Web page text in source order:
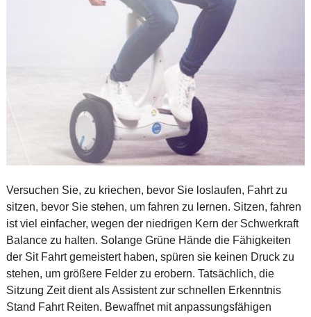
Versuchen Sie, zu kriechen, bevor Sie loslaufen, Fahrt zu
sitzen, bevor Sie stehen, um fahren zu lernen. Sitzen, fahren
ist viel einfacher, wegen der niedrigen Kern der Schwerkraft
Balance zu halten. Solange Grüne Hände die Fähigkeiten
der Sit Fahrt gemeistert haben, spüren sie keinen Druck zu
stehen, um größere Felder zu erobern. Tatsächlich, die
Sitzung Zeit dient als Assistent zur schnellen Erkenntnis
Stand Fahrt Reiten. Bewaffnet mit anpassungsfähigen